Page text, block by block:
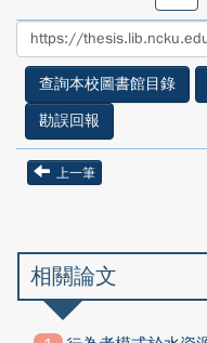
至
查詢本校圖書館目錄
勘誤回報
上一筆
相關論文